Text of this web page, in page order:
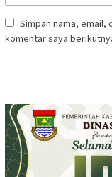
Simpan nama, email,
komentar saya